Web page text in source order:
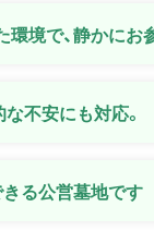
境で、静かにお
不安にも対応。
る公営墓地です